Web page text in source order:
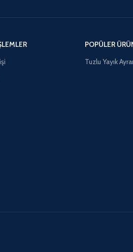
POPÜLER
Tuzlu Yayık